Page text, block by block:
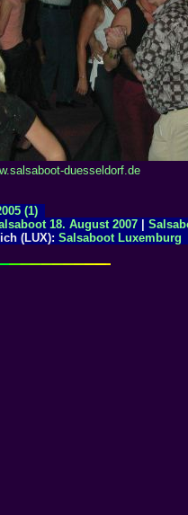
duesseldorf.de
(1)
18. August 2007 |
(LUX): Salsaboot Luxemburg